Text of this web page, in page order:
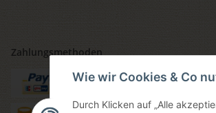
Wie wir Cookies & Co
Durch Klicken auf „Alle
Zahlungsmethoden